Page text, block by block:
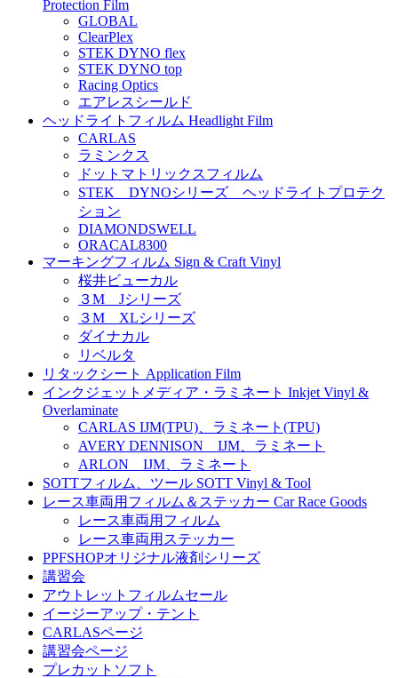
Protection Film
GLOBAL
ClearPlex
STEK DYNO flex
STEK DYNO top
Racing Optics
エアレスシールド
ヘッドライトフィルム Headlight Film
CARLAS
ラミンクス
ドットマトリックスフィルム
STEK DYNOシリーズ ヘッドライトプロテク
ション
DIAMONDSWELL
ORACAL8300
マーキングフィルム Sign & Craft Vinyl
桜井ビューカル
３M Jシリーズ
３M XLシリーズ
ダイナカル
リベルタ
リタックシート Application Film
インクジェットメディア・ラミネート Inkjet Vinyl &
Overlaminate
CARLAS IJM(TPU)、ラミネート(TPU)
AVERY DENNISON IJM、ラミネート
ARLON IJM、ラミネート
SOTTフィルム、ツール SOTT Vinyl & Tool
レース車両用フィルム＆ステッカー Car Race Goods
レース車両用フィルム
レース車両用ステッカー
PPFSHOPオリジナル液剤シリーズ
講習会
アウトレットフィルムセール
イージーアップ・テント
CARLASページ
講習会ページ
プレカットソフト